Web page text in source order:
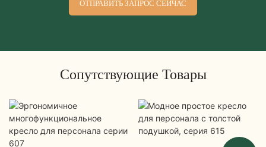
ОТПРАВИТЬ ЗАПРОС СЕЙЧАС
Сопутствующие Товары